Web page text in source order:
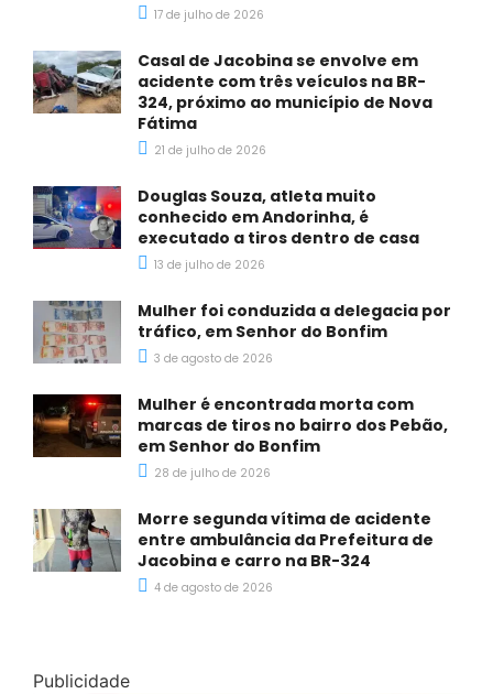
17 de julho de 2026
Casal de Jacobina se envolve em
acidente com três veículos na BR-
324, próximo ao município de Nova
Fátima
21 de julho de 2026
Douglas Souza, atleta muito
conhecido em Andorinha, é
executado a tiros dentro de casa
13 de julho de 2026
Mulher foi conduzida a delegacia por
tráfico, em Senhor do Bonfim
3 de agosto de 2026
Mulher é encontrada morta com
marcas de tiros no bairro dos Pebão,
em Senhor do Bonfim
28 de julho de 2026
Morre segunda vítima de acidente
entre ambulância da Prefeitura de
Jacobina e carro na BR-324
4 de agosto de 2026
Publicidade